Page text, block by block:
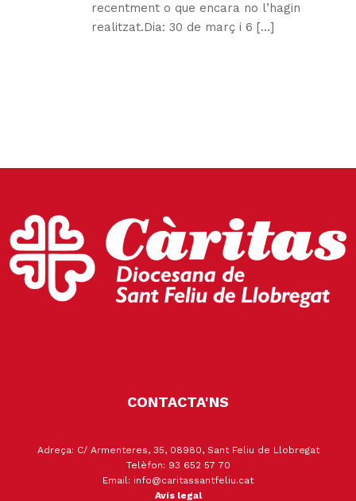
recentment o que encara no l’hagin
realitzat.Dia: 30 de març i 6 [...]
CONTACTA'NS
Adreça: C/ Armenteres, 35, 08980, Sant Feliu de Llobregat
Telèfon: 93 652 57 70
Email: info@caritassantfeliu.cat
Avís legal